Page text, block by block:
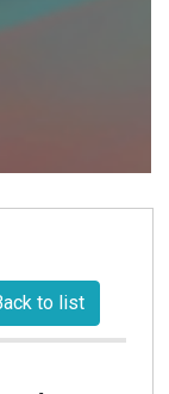
to list